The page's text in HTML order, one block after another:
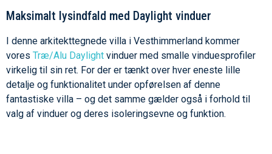
Maksimalt lysindfald med Daylight vinduer
I denne arkitekttegnede villa i Vesthimmerland kommer
vores Træ/Alu Daylight vinduer med smalle vinduesprofiler
virkelig til sin ret. For der er tænkt over hver eneste lille
detalje og funktionalitet under opførelsen af denne
fantastiske villa – og det samme gælder også i forhold til
valg af vinduer og deres isoleringsevne og funktion.